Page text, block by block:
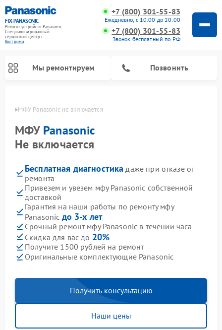
FIX-PANASONIC
Ремонт устройств Panasonic
Специализированный
cервисный центр г.
Кострома
+7 (800) 301-55-83
Ежедневно, с 10:00 до 20:00
+7 (800) 301-55-83
Звонок бесплатный по РФ
Мы ремонтируем Позвонить
МФУ Panasonic не включается
МФУ Panasonic
Не включается
Бесплатная диагностика даже при отказе от
ремонта
Привезем и увезем мфу Panasonic собственной
доставкой
Гарантия на наши работы по ремонту мфу
Panasonic до 3-х лет
Срочный ремонт мфу Panasonic в течении часа
Скидка для вас до 20%
Получите 1500 рублей на ремонт
Оригинальные комплектующие Panasonic
Получить консультацию
Наши цены